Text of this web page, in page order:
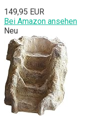
149,95 EUR
Bei Amazon ansehen
Neu